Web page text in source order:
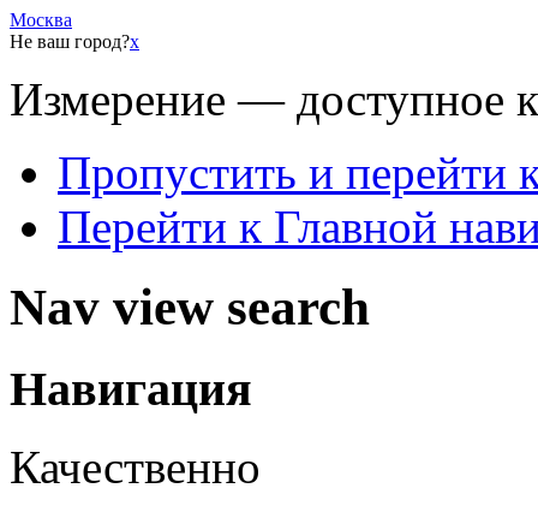
Москва
Не ваш город?x
Измерение — доступное
Пропустить и перейти
Перейти к Главной
Nav view search
Навигация
Качественно